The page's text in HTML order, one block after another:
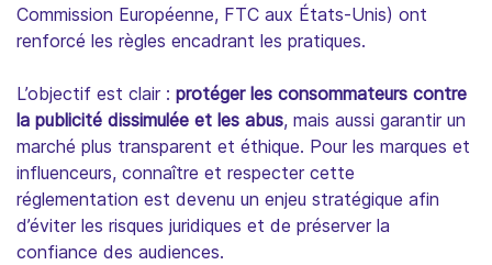
Commission Européenne, FTC aux États-Unis) ont
renforcé les règles encadrant les pratiques.
L’objectif est clair : protéger les consommateurs contre
la publicité dissimulée et les abus, mais aussi garantir un
marché plus transparent et éthique. Pour les marques et
influenceurs, connaître et respecter cette
réglementation est devenu un enjeu stratégique afin
d’éviter les risques juridiques et de préserver la
confiance des audiences.